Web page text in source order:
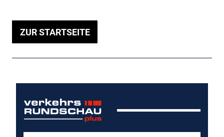
ZUR STARTSEITE